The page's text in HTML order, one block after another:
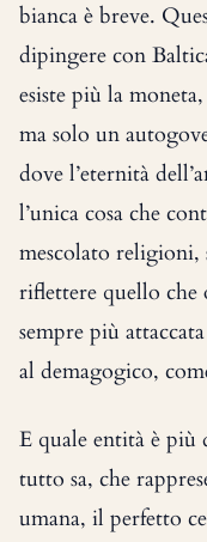
bianca è breve.
dipingere con
esiste più la
ma solo un
dove l’eternità
l’unica cosa che
mescolato
riflettere quello che
sempre più
al demagogico,
E quale entità è più
tutto sa, che
umana, il perfetto